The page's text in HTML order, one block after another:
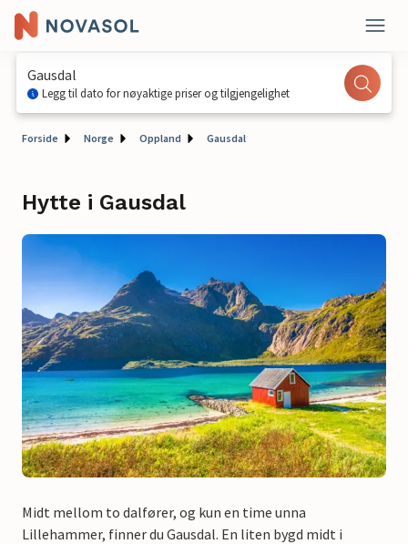
Gausdal
Legg til dato for nøyaktige priser og tilgjengelighet
Forside Norge Oppland Gausdal
Hytte i Gausdal
Midt mellom to dalfører, og kun en time unna
Lillehammer, finner du Gausdal. En liten bygd midt i